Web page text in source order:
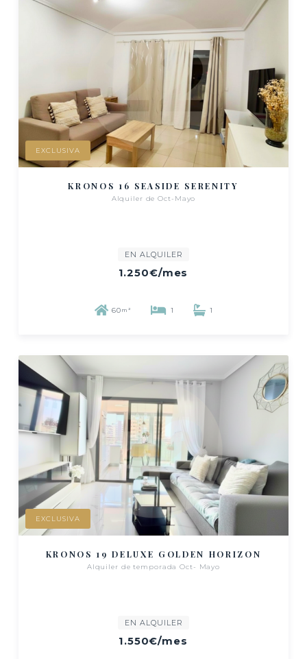
EXCLUSIVA
KRONOS 16 SEASIDE SERENITY
Alquiler de Oct-Mayo
EN ALQUILER
1.250€/mes
60 m² 1 1
EXCLUSIVA
KRONOS 19 DELUXE GOLDEN HORIZON
Alquiler de temporada Oct- Mayo
EN ALQUILER
1.550€/mes